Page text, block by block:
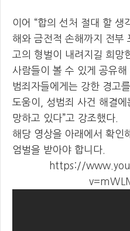
이어 “합의 선처 절대 할 생
해와 금전적 손해까지 전부
고의 형벌이 내려지길 희망
사람들이 볼 수 있게 공유해
범죄자들에게는 강한 경고
도움이, 성범죄 사건 해결
망하고 있다”고 강조했다.
해당 영상을 아래에서 확인
엄벌을 받아야 합니다.
https://